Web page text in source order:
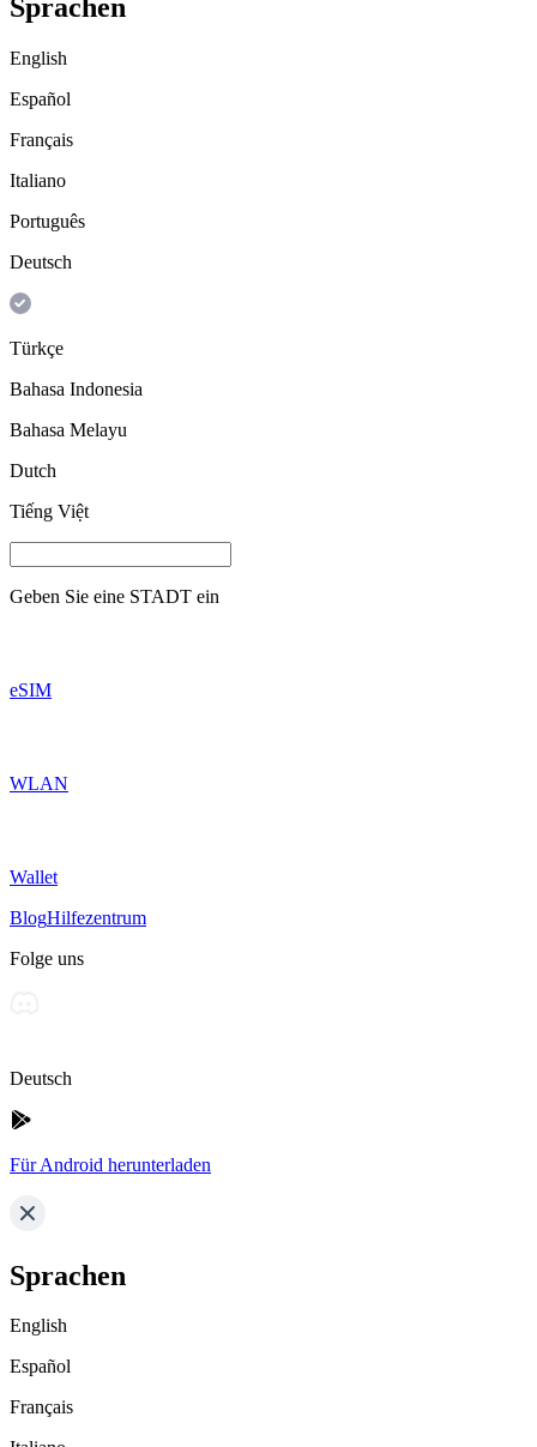
Sprachen
English
Español
Français
Italiano
Português
Deutsch
Türkçe
Bahasa Indonesia
Bahasa Melayu
Dutch
Tiếng Việt
Geben Sie eine STADT ein
eSIM
WLAN
Wallet
BlogHilfezentrum
Folge uns
Deutsch
Für Android herunterladen
Sprachen
English
Español
Français